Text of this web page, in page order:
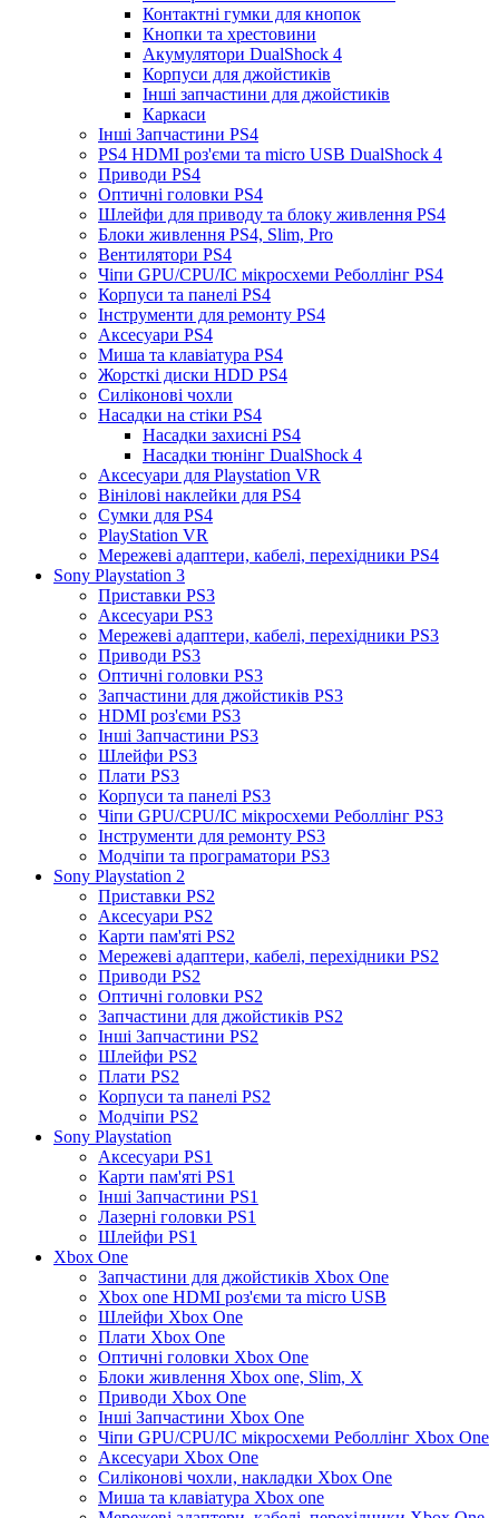
Контактні гумки для кнопок
Кнопки та хрестовини
Акумулятори DualShock 4
Корпуси для джойстиків
Інші запчастини для джойстиків
Каркаси
Інші Запчастини PS4
PS4 HDMI роз'єми та micro USB DualShock 4
Приводи PS4
Оптичні головки PS4
Шлейфи для приводу та блоку живлення PS4
Блоки живлення PS4, Slim, Pro
Вентилятори PS4
Чіпи GPU/CPU/IC мікросхеми Реболлінг PS4
Корпуси та панелі PS4
Інструменти для ремонту PS4
Аксесуари PS4
Миша та клавіатура PS4
Жорсткі диски HDD PS4
Силіконові чохли
Насадки на стіки PS4
Насадки захисні PS4
Насадки тюнінг DualShock 4
Аксесуари для Playstation VR
Вінілові наклейки для PS4
Сумки для PS4
PlayStation VR
Мережеві адаптери, кабелі, перехідники PS4
Sony Playstation 3
Приставки PS3
Аксесуари PS3
Мережеві адаптери, кабелі, перехідники PS3
Приводи PS3
Оптичні головки PS3
Запчастини для джойстиків PS3
HDMI роз'єми PS3
Інші Запчастини PS3
Шлейфи PS3
Плати PS3
Корпуси та панелі PS3
Чіпи GPU/CPU/IC мікросхеми Реболлінг PS3
Інструменти для ремонту PS3
Модчіпи та програматори PS3
Sony Playstation 2
Приставки PS2
Аксесуари PS2
Карти пам'яті PS2
Мережеві адаптери, кабелі, перехідники PS2
Приводи PS2
Оптичні головки PS2
Запчастини для джойстиків PS2
Інші Запчастини PS2
Шлейфи PS2
Плати PS2
Корпуси та панелі PS2
Модчіпи PS2
Sony Playstation
Аксесуари PS1
Карти пам'яті PS1
Інші Запчастини PS1
Лазерні головки PS1
Шлейфи PS1
Xbox One
Запчастини для джойстиків Xbox One
Xbox one HDMI роз'єми та micro USB
Шлейфи Xbox One
Плати Xbox One
Оптичні головки Xbox One
Блоки живлення Xbox one, Slim, X
Приводи Xbox One
Інші Запчастини Xbox One
Чіпи GPU/CPU/IC мікросхеми Реболлінг Xbox One
Аксесуари Xbox One
Силіконові чохли, накладки Xbox One
Миша та клавіатура Xbox one